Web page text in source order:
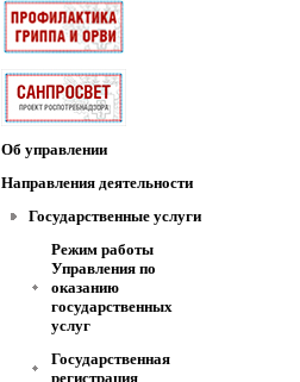
Об управлении
Направления деятельности
Государственные услуги
Режим работы
Управления по
оказанию
государственных
услуг
Государственная
регистрация